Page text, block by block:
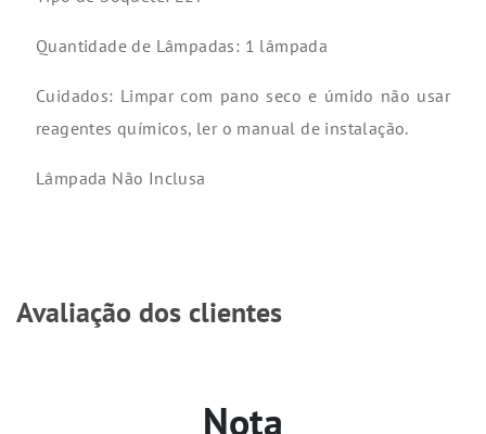
Quantidade de Lâmpadas: 1 lâmpada
Cuidados: Limpar com pano seco e úmido não usar
reagentes químicos, ler o manual de instalação.
Lâmpada Não Inclusa
Avaliação dos clientes
Nota